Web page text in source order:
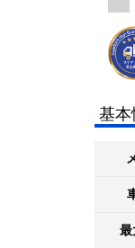
基本
最